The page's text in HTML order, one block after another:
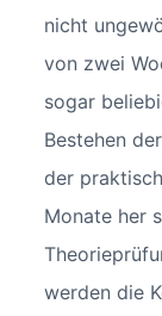
nicht
von zwei
sogar
Bestehen
der
Monate her
werden die